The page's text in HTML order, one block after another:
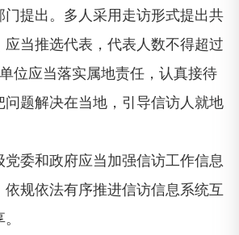
提出。多人采用走访形式提出共
当推选代表，代表人数不得超过
位应当落实属地责任，认真接待
题解决在当地，引导信访人就地
委和政府应当加强信访工作信息
规依法有序推进信访信息系统互